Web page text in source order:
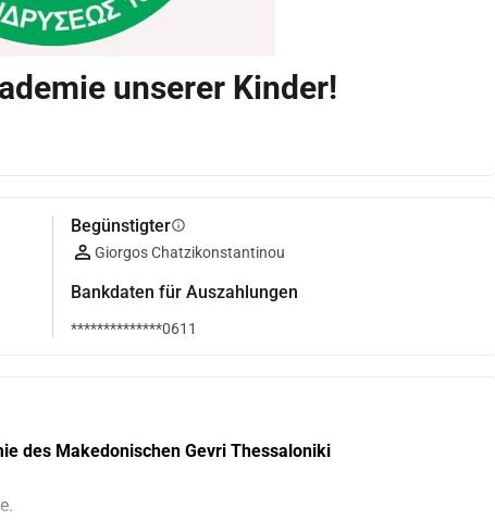
unserer Kinder!
Begünstigterinfo
Giorgos Chatzikonstantinou
Bankdaten für Auszahlungen
**************0611
des Makedonischen Gevri Thessaloniki